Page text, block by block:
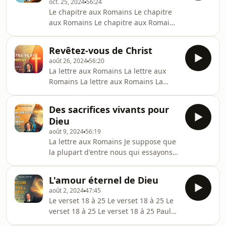
arrêtés au verset 5 à 7. Je pense que
nous allons y revenir et...
oct. 25, 2024 56:24
Le chapitre aux Romains Le chapitre
aux Romains Le chapitre aux Romains
Le chapitre aux Romains Le chapitre
aux Romains J'ai été impliqué dans
plus d'une controverse, pas
nécessairement directement, sur
cette question particulière. Je trouve
aussi que...
Revêtez-vous de Christ
août 26, 2024 56:20
La lettre aux Romains La lettre aux
Romains La lettre aux Romains La
Pierre, Paul a écrit la lettre aux
Romains, Pierre a écrit cette lettre-ci,
ont tous deux été exécutés sous
l'Empire Romain....
Des sacrifices vivants pour
Dieu
août 9, 2024 56:19
La lettre aux Romains Je suppose que
la plupart d'entre nous qui essayons
nous sommes sous pression. Toutes
sortes de pressions. Des pressions
sociales, des pressions spirituelles,
des pressions mentales, des
L'amour éternel de Dieu
août 2, 202447:45
Le verset 18 à 25 Le verset 18 à 25 Le
verset 18 à 25 Le verset 18 à 25 Paul